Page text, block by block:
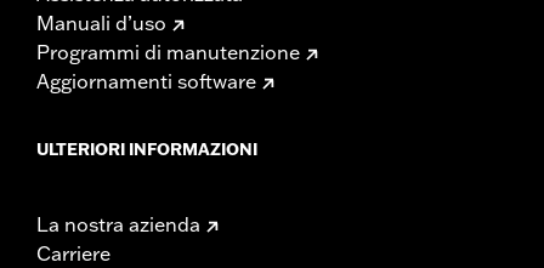
Manuali d’uso
Programmi di manutenzione
Aggiornamenti software
ULTERIORI INFORMAZIONI
La nostra azienda
Carriere